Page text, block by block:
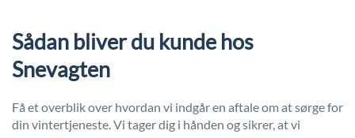
Sådan bliver du kunde hos
Snevagten
Få et overblik over hvordan vi indgår en aftale om at sørge for
din vintertjeneste. Vi tager dig i hånden og sikrer, at vi